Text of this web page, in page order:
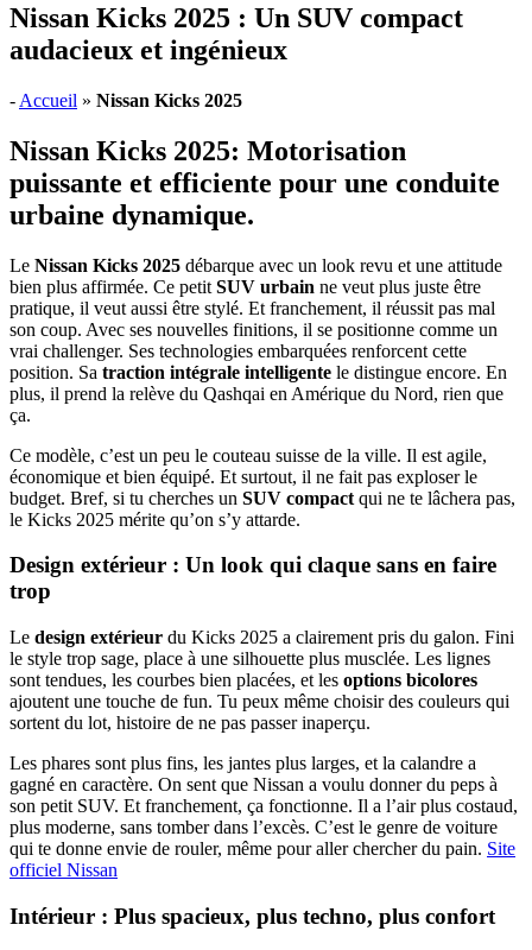
Nissan Kicks 2025 : Un SUV compact
audacieux et ingénieux
- Accueil » Nissan Kicks 2025
Nissan Kicks 2025: Motorisation
puissante et efficiente pour une conduite
urbaine dynamique.
Le Nissan Kicks 2025 débarque avec un look revu et une attitude
bien plus affirmée. Ce petit SUV urbain ne veut plus juste être
pratique, il veut aussi être stylé. Et franchement, il réussit pas mal
son coup. Avec ses nouvelles finitions, il se positionne comme un
vrai challenger. Ses technologies embarquées renforcent cette
position. Sa traction intégrale intelligente le distingue encore. En
plus, il prend la relève du Qashqai en Amérique du Nord, rien que
ça.
Ce modèle, c’est un peu le couteau suisse de la ville. Il est agile,
économique et bien équipé. Et surtout, il ne fait pas exploser le
budget. Bref, si tu cherches un SUV compact qui ne te lâchera pas,
le Kicks 2025 mérite qu’on s’y attarde.
Design extérieur : Un look qui claque sans en faire
trop
Le design extérieur du Kicks 2025 a clairement pris du galon. Fini
le style trop sage, place à une silhouette plus musclée. Les lignes
sont tendues, les courbes bien placées, et les options bicolores
ajoutent une touche de fun. Tu peux même choisir des couleurs qui
sortent du lot, histoire de ne pas passer inaperçu.
Les phares sont plus fins, les jantes plus larges, et la calandre a
gagné en caractère. On sent que Nissan a voulu donner du peps à
son petit SUV. Et franchement, ça fonctionne. Il a l’air plus costaud,
plus moderne, sans tomber dans l’excès. C’est le genre de voiture
qui te donne envie de rouler, même pour aller chercher du pain. Site
officiel Nissan
Intérieur : Plus spacieux, plus techno, plus confort